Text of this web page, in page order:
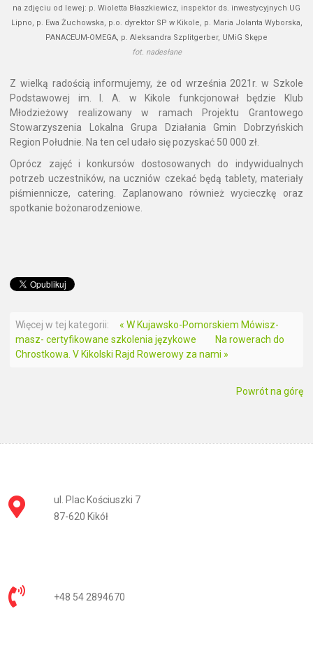
na zdjęciu od lewej: p. Wioletta Błaszkiewicz, inspektor ds. inwestycyjnych UG
Lipno, p. Ewa Żuchowska, p.o. dyrektor SP w Kikole, p. Maria Jolanta Wyborska,
PANACEUM-OMEGA, p. Aleksandra Szplitgerber, UMiG Skępe
fot. nadesłane
Z wielką radością informujemy, że od września 2021r. w Szkole
Podstawowej im. I. A. w Kikole funkcjonował będzie Klub
Młodzieżowy realizowany w ramach Projektu Grantowego
Stowarzyszenia Lokalna Grupa Działania Gmin Dobrzyńskich
Region Południe. Na ten cel udało się pozyskać 50 000 zł.
Oprócz zajęć i konkursów dostosowanych do indywidualnych
potrzeb uczestników, na uczniów czekać będą tablety, materiały
piśmiennicze, catering. Zaplanowano również wycieczkę oraz
spotkanie bożonarodzeniowe.
Więcej w tej kategorii:
« W Kujawsko-Pomorskiem Mówisz-
masz- certyfikowane szkolenia językowe
Na rowerach do
Chrostkowa. V Kikolski Rajd Rowerowy za nami »
Powrót na górę
ul. Plac Kościuszki 7
87-620 Kikół
+48 54 2894670